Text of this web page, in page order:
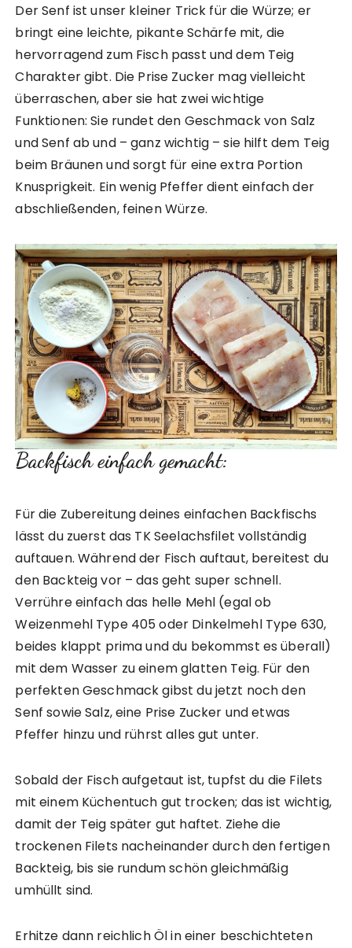
Der Senf ist unser kleiner Trick für die Würze; er
bringt eine leichte, pikante Schärfe mit, die
hervorragend zum Fisch passt und dem Teig
Charakter gibt. Die Prise Zucker mag vielleicht
überraschen, aber sie hat zwei wichtige
Funktionen: Sie rundet den Geschmack von Salz
und Senf ab und – ganz wichtig – sie hilft dem Teig
beim Bräunen und sorgt für eine extra Portion
Knusprigkeit. Ein wenig Pfeffer dient einfach der
abschließenden, feinen Würze.
Backfisch einfach gemacht:
Für die Zubereitung deines einfachen Backfischs
lässt du zuerst das TK Seelachsfilet vollständig
auftauen. Während der Fisch auftaut, bereitest du
den Backteig vor – das geht super schnell.
Verrühre einfach das helle Mehl (egal ob
Weizenmehl Type 405 oder Dinkelmehl Type 630,
beides klappt prima und du bekommst es überall)
mit dem Wasser zu einem glatten Teig. Für den
perfekten Geschmack gibst du jetzt noch den
Senf sowie Salz, eine Prise Zucker und etwas
Pfeffer hinzu und rührst alles gut unter.
Sobald der Fisch aufgetaut ist, tupfst du die Filets
mit einem Küchentuch gut trocken; das ist wichtig,
damit der Teig später gut haftet. Ziehe die
trockenen Filets nacheinander durch den fertigen
Backteig, bis sie rundum schön gleichmäßig
umhüllt sind.
Erhitze dann reichlich Öl in einer beschichteten